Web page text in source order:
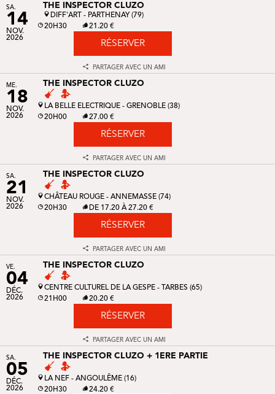
SA.
14
NOV.
2026
THE INSPECTOR CLUZO
DIFF'ART - PARTHENAY (79)
20H30
21.20 €
RÉSERVER
PARTAGER AVEC UN AMI
ME.
18
NOV.
2026
THE INSPECTOR CLUZO
LA BELLE ELECTRIQUE - GRENOBLE (38)
20H00
27.00 €
RÉSERVER
PARTAGER AVEC UN AMI
SA.
21
NOV.
2026
THE INSPECTOR CLUZO
CHÂTEAU ROUGE - ANNEMASSE (74)
20H30
DE 17.20 À 27.20 €
RÉSERVER
PARTAGER AVEC UN AMI
VE.
04
DÉC.
2026
THE INSPECTOR CLUZO
CENTRE CULTUREL DE LA GESPE - TARBES (65)
21H00
20.20 €
RÉSERVER
PARTAGER AVEC UN AMI
SA.
05
DÉC.
2026
THE INSPECTOR CLUZO + 1ERE PARTIE
LA NEF - ANGOULÊME (16)
20H30
24.20 €